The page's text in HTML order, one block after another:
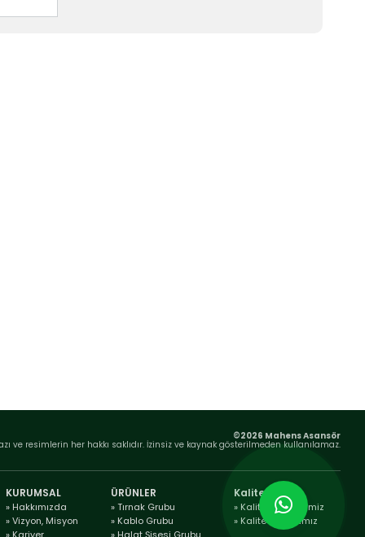
©2026 Mahens Asansör
ve resimlerin her hakkı saklıdır. İzinsiz ve kaynak gösterilmeden kullanılamaz.
KURUMSAL
» Hakkımızda
» Vizyon, Misyon
ÜRÜNLER
» Tırnak Grubu
» Kablo Grubu
Kalite
» Kalite Belgelerimiz
» Kalite Politikamız